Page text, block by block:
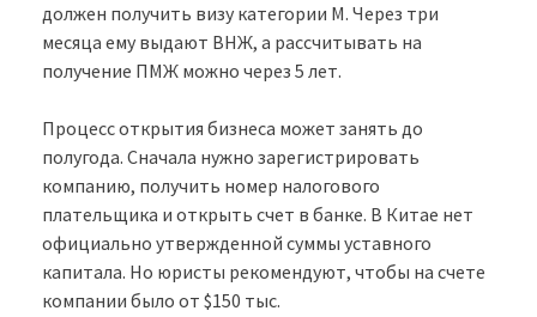
должен получить визу категории М. Через три
месяца ему выдают ВНЖ, а рассчитывать на
получение ПМЖ можно через 5 лет.
Процесс открытия бизнеса может занять до
полугода. Сначала нужно зарегистрировать
компанию, получить номер налогового
плательщика и открыть счет в банке. В Китае нет
официально утвержденной суммы уставного
капитала. Но юристы рекомендуют, чтобы на счете
компании было от $150 тыс.